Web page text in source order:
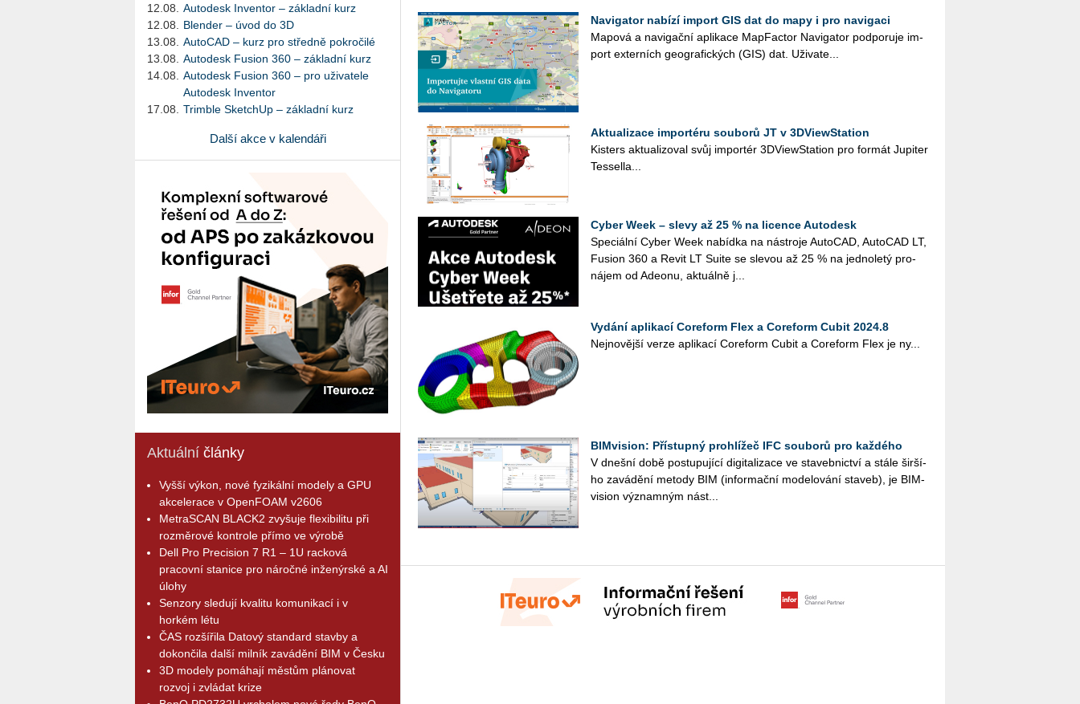
12.08.
Autodesk Inventor – základní kurz
12.08.
Blender – úvod do 3D
13.08.
AutoCAD – kurz pro středně pokročilé
13.08.
Autodesk Fusion 360 – základní kurz
14.08.
Autodesk Fusion 360 – pro uživatele
Autodesk Inventor
17.08.
Trimble SketchUp – základní kurz
Další akce v kalendáři
Aktuální články
Vyšší výkon, nové fyzikální modely a GPU
akcelerace v OpenFOAM v2606
MetraSCAN BLACK2 zvyšuje flexibilitu při
rozměrové kontrole přímo ve výrobě
Dell Pro Precision 7 R1 – 1U racková
pracovní stanice pro náročné inženýrské a AI
úlohy
Senzory sledují kvalitu komunikací i v
horkém létu
ČAS rozšířila Datový standard stavby a
dokončila další milník zavádění BIM v Česku
3D modely pomáhají městům plánovat
rozvoj i zvládat krize
Navigator nabízí import GIS dat do mapy i pro navigaci
Ma­po­vá a na­vi­gač­ní apli­ka­ce Map­Fac­tor Na­vi­ga­tor pod­po­ru­je im­
port ex­ter­ních ge­o­gra­fic­kých (GIS) dat. Uži­va­te...
Aktualizace importéru souborů JT v 3DViewStation
Kis­ters ak­tu­a­li­zo­val svůj im­por­tér 3D­View­Sta­ti­on pro for­mát Ju­pi­ter
Tes­sel­la­...
Cyber Week – slevy až 25 % na licence Autodesk
Spe­ci­ál­ní Cyber Week na­bíd­ka na ná­stro­je Au­to­CAD, Au­to­CAD LT,
Fusi­on 360 a Revit LT Suite se sle­vou až 25 % na jed­no­le­tý pro­
ná­jem od Adeonu, ak­tu­ál­ně j...
Vydání aplikací Coreform Flex a Coreform Cubit 2024.8
Nej­no­věj­ší verze apli­ka­cí Co­re­form Cubit a Co­re­form Flex je ny...
BIMvision: Přístupný prohlížeč IFC souborů pro každého
V dneš­ní době po­stu­pu­jí­cí digi­ta­li­za­ce ve sta­veb­nic­tví a stá­le šir­ší­
ho zavá­dě­ní meto­dy BIM (infor­mač­ní mode­lo­vá­ní sta­veb), je BIM­
vision vý­znam­ným nást...